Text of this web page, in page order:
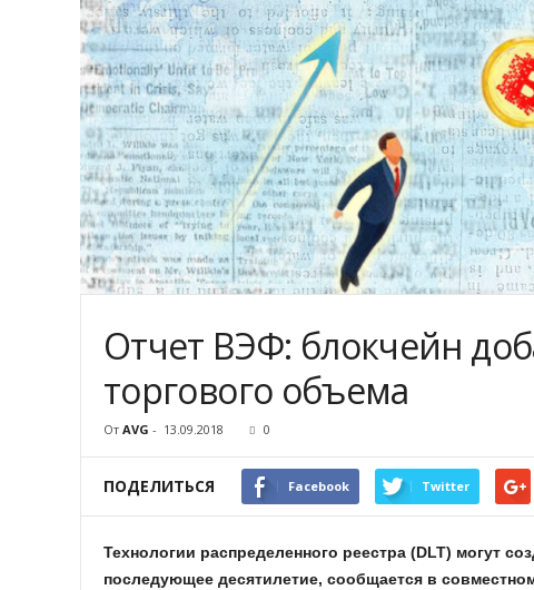
Отчет ВЭФ: блокчейн
торгового объема
От AVG - 13.09.2018 0
ПОДЕЛИТЬСЯ Facebook Twitter
Технологии распределенного реестра (DLT) могут
последующее десятилетие, сообщается в